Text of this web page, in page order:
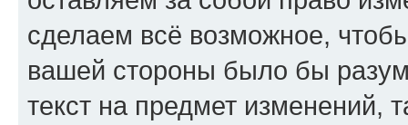
сделаем всё возможное,
вашей стороны было бы
текст на предмет изменений,